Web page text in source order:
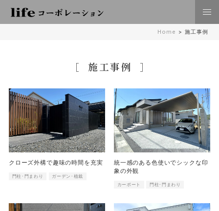
Home > 施工事例
施工事例
クローズ外構で趣味の時間を充実
門柱･門まわり ガーデン･植栽
統一感のある色使いでシックな印
象の外観
カーポート 門柱･門まわり